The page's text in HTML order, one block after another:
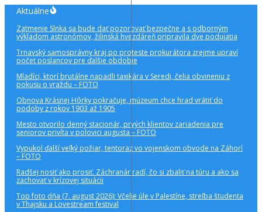
Preskočiť
obsah
Aktuálne
Zatmenie Slnka sa bude dať pozorovať bezpečne a s odborným
výkladom astronómov, žilinská hvezdáreň pripravila dve podujatia
Trnavský samosprávny kraj po proteste prokurátora zrejme upraví
počet poslancov pre ďalšie obdobie
Mladíci, ktorí brutálne napadli taxikára v Seredi, čelia obvineniu z
pokusu o vraždu – FOTO
Obnova Krásnej Hôrky pokračuje, múzeum chce hrad vrátiť do
podoby z rokov 1903 až 1905
Mesto otvorilo denný stacionár, prvých klientov zariadenia pre
seniorov privíta v polovici augusta – FOTO
Vypukol ďalší veľký požiar, tentoraz vo vojenskom obvode na Záhorí
– FOTO
Radšej nosiť ako prosiť. Záchranár radí, čo si zbaliť na túru a ako sa
zachovať v krízovej situácii
Top foto dňa (7. august 2026): Včelie úle v Palestíne, streľba študenta
v Thajsku a Lovestream festival